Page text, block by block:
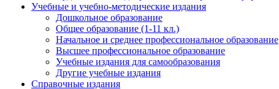
Учебные и учебно-методические издания
Дошкольное образование
Общее образование (1-11 кл.)
Начальное и среднее профессиональное образование
Высшее профессиональное образование
Учебные издания для самообразования
Другие учебные издания
Справочные издания